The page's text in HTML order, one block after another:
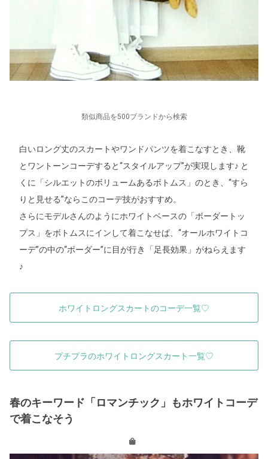
類似商品を500ブランドから検索
白いロング丈のスカートやワンドパンツを着こなすとき、靴
とワントーンコーデすると“スタイルアップ”が実現します♪ と
くに「シルエットのボリュームあるボトムス」のとき、“すら
りと見せる”ならこのコーデ技がおすすめ。
さらにモデルさんのようにホワイトベースの「ボーダートッ
プス」をボトムスにインして着こなせば、“オールホワイトコ
ーデ”の中の“ボーダー”に目が行き「足長効果」がねらえます
♪
ホワイトロングスカートのコーデ一覧♡
プチプラのホワイトロングスカート一覧♡
春のキーワード「ロマンチック」もホワイトコーデ
で着こなそう